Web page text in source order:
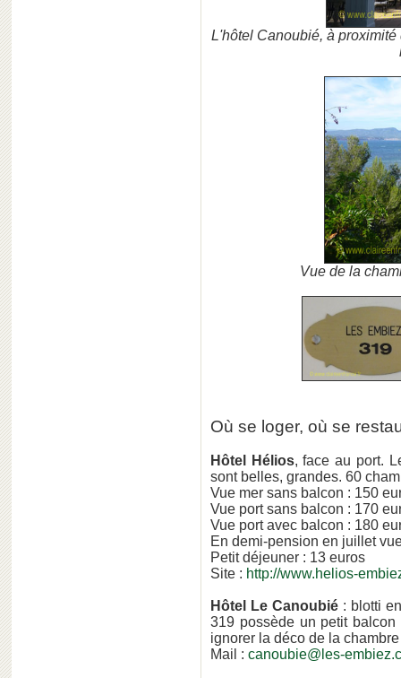
L'hôtel Canoubié, à
Vue de la
Où se loger, où se
Hôtel Hélios, face au port.
sont belles, grandes. 60
Vue mer sans balcon : 150
Vue port sans balcon : 170
Vue port avec balcon : 180
En demi-pension en juillet
Petit déjeuner : 13 euros
Site : http://www.helios-
Hôtel Le Canoubié: blotti
319 possède un petit
ignorer la déco de la
Mail : canoubie@les-